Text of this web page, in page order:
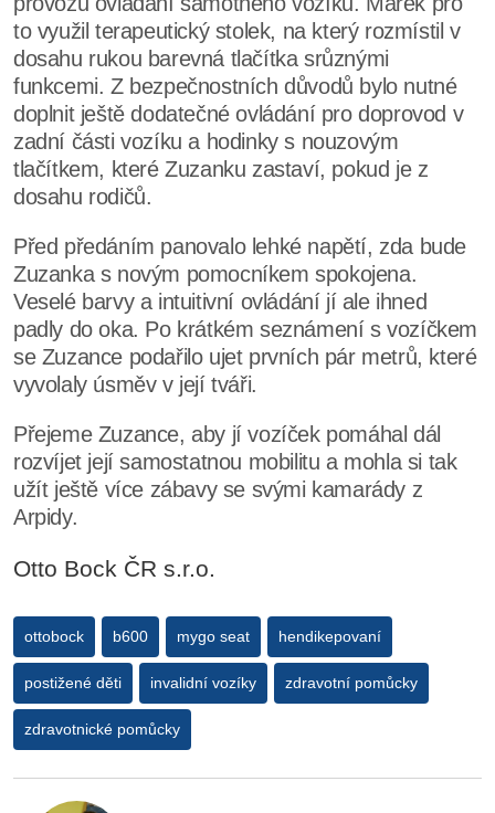
to využil terapeutický stolek, na který rozmístil v
dosahu rukou barevná tlačítka srůznými
funkcemi. Z bezpečnostních důvodů bylo nutné
doplnit ještě dodatečné ovládání pro doprovod v
zadní části vozíku a hodinky s nouzovým
tlačítkem, které Zuzanku zastaví, pokud je z
dosahu rodičů.
Před předáním panovalo lehké napětí, zda bude
Zuzanka s novým pomocníkem spokojena.
Veselé barvy a intuitivní ovládání jí ale ihned
padly do oka. Po krátkém seznámení s vozíčkem
se Zuzance podařilo ujet prvních pár metrů, které
vyvolaly úsměv v její tváři.
Přejeme Zuzance, aby jí vozíček pomáhal dál
rozvíjet její samostatnou mobilitu a mohla si tak
užít ještě více zábavy se svými kamarády z
Arpidy.
Otto Bock ČR s.r.o.
ottobock b600 mygo seat hendikepovaní
postižené děti invalidní vozíky zdravotní pomůcky
zdravotnické pomůcky